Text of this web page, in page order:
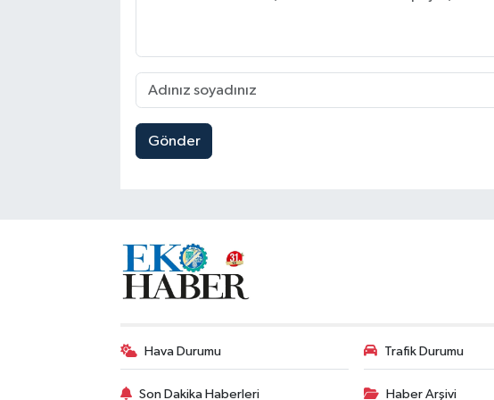
Gönder
Hava Durumu Trafik Durumu
Son Dakika Haberleri Haber Arşivi